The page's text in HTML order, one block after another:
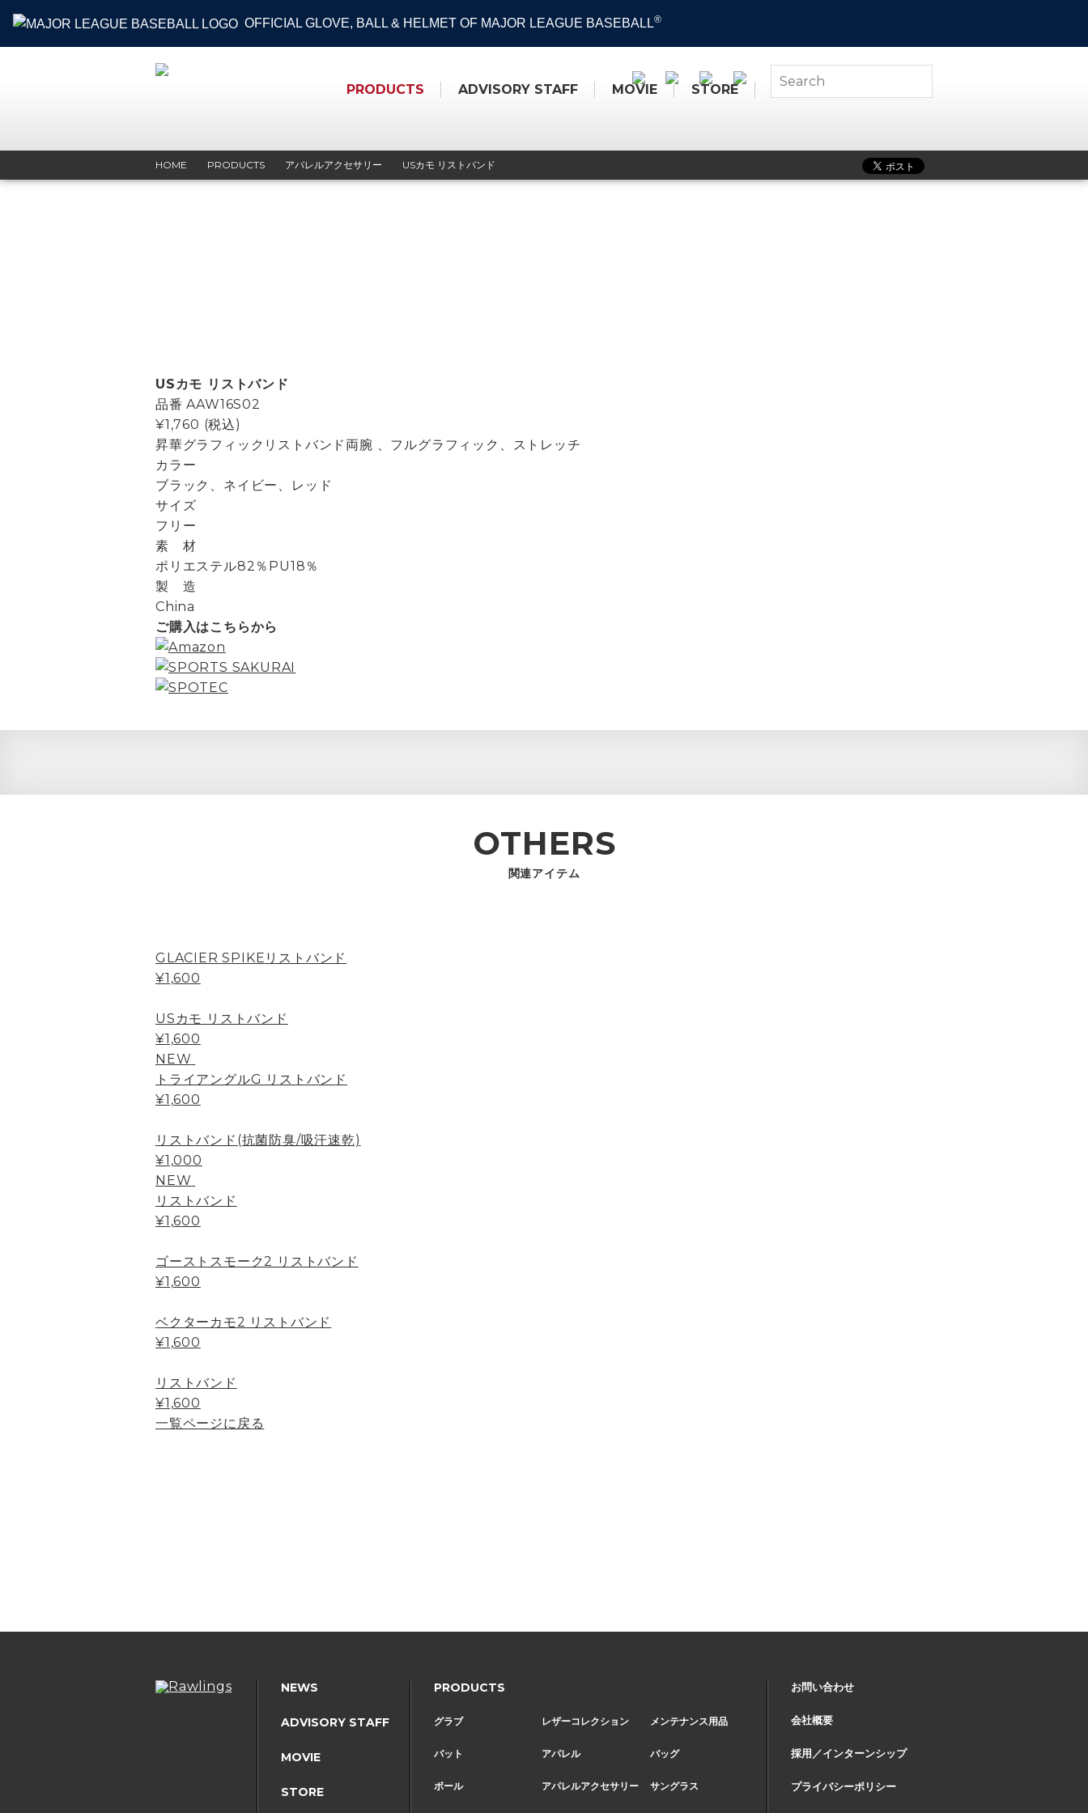
OFFICIAL GLOVE, BALL & HELMET OF MAJOR LEAGUE BASEBALL®
PRODUCTS ADVISORY STAFF MOVIE STORE WEB SHOP
HOME PRODUCTS アパレルアクセサリー USカモ リストバンド
USカモ リストバンド
品番 AAW16S02
¥1,760 (税込)
昇華グラフィックリストバンド両腕 、フルグラフィック、ストレッチ
カラー
ブラック、ネイビー、レッド
サイズ
フリー
素 材
ポリエステル82％PU18％
製 造
China
ご購入はこちらから
OTHERS
関連アイテム
GLACIER SPIKEリストバンド
¥1,600
USカモ リストバンド
¥1,600
NEW
トライアングルG リストバンド
¥1,600
リストバンド(抗菌防臭/吸汗速乾)
¥1,000
NEW
リストバンド
¥1,600
ゴーストスモーク2 リストバンド
¥1,600
ベクターカモ2 リストバンド
¥1,600
リストバンド
¥1,600
一覧ページに戻る
NEWS
ADVISORY STAFF
MOVIE
STORE
PRODUCTS
グラブ
バット
ボール
レザーコレクション
アパレル
アパレルアクセサリー
メンテナンス用品
バッグ
サングラス
お問い合わせ
会社概要
採用／インターンシップ
プライバシーポリシー